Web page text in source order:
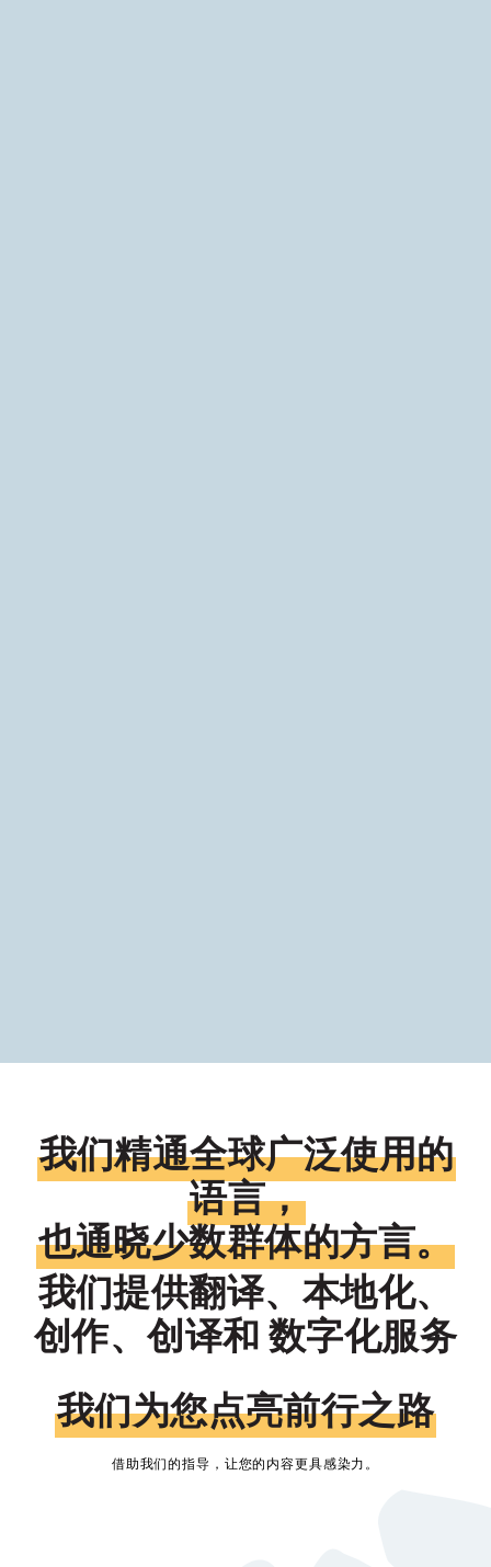
我们精通全球广泛使用的
语言，
也通晓少数群体的方言。
我们提供翻译、本地化、
创作、创译和 数字化服务
我们为您点亮前行之路
借助我们的指导，让您的内容更具感染力。